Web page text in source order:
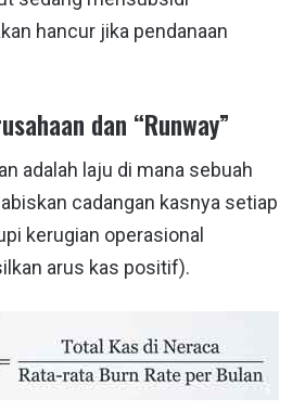
hancur jika pendanaan
dan “Runway”
adalah laju di mana sebuah
cadangan kasnya setiap
kerugian operasional
arus kas positif).